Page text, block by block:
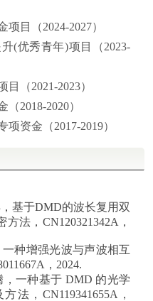
项目
（2024-2027）
(优秀青年)项目（2023-
（2021-2023）
2018-2020）
资金（2017-2019）
基于DMD的波长复用双
法，CN120321342A，
种增强光波与声波相互
，2024.
一种基于 DMD 的光学
法， CN119341655A ，